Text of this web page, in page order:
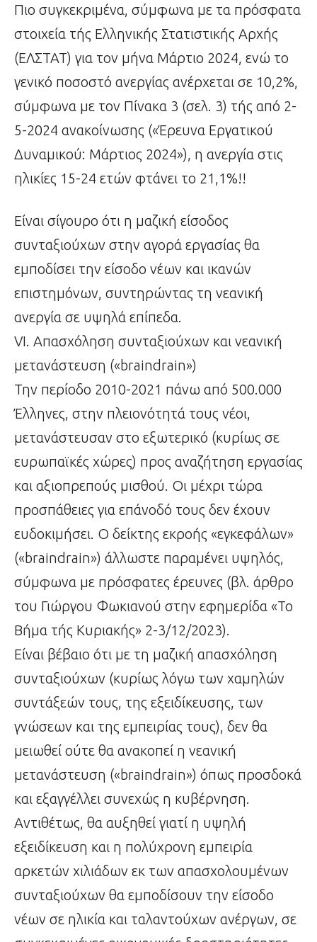
Πιο συγκεκριμένα, σύμφωνα με τα πρόσφατα
στοιχεία τής Ελληνικής Στατιστικής Αρχής
(ΕΛΣΤΑΤ) για τον μήνα Μάρτιο 2024, ενώ το
γενικό ποσοστό ανεργίας ανέρχεται σε 10,2%,
σύμφωνα με τον Πίνακα 3 (σελ. 3) τής από 2-
5-2024 ανακοίνωσης («Έρευνα Εργατικού
Δυναμικού: Μάρτιος 2024»), η ανεργία στις
ηλικίες 15-24 ετών φτάνει το 21,1%!!
Είναι σίγουρο ότι η μαζική είσοδος
συνταξιούχων στην αγορά εργασίας θα
εμποδίσει την είσοδο νέων και ικανών
επιστημόνων, συντηρώντας τη νεανική
ανεργία σε υψηλά επίπεδα.
VI. Απασχόληση συνταξιούχων και νεανική
μετανάστευση («braindrain»)
Την περίοδο 2010-2021 πάνω από 500.000
Έλληνες, στην πλειονότητά τους νέοι,
μετανάστευσαν στο εξωτερικό (κυρίως σε
ευρωπαϊκές χώρες) προς αναζήτηση εργασίας
και αξιοπρεπούς μισθού. Οι μέχρι τώρα
προσπάθειες για επάνοδό τους δεν έχουν
ευδοκιμήσει. Ο δείκτης εκροής «εγκεφάλων»
(«braindrain») άλλωστε παραμένει υψηλός,
σύμφωνα με πρόσφατες έρευνες (βλ. άρθρο
του Γιώργου Φωκιανού στην εφημερίδα «Το
Βήμα τής Κυριακής» 2-3/12/2023).
Είναι βέβαιο ότι με τη μαζική απασχόληση
συνταξιούχων (κυρίως λόγω των χαμηλών
συντάξεών τους, της εξειδίκευσης, των
γνώσεων και της εμπειρίας τους), δεν θα
μειωθεί ούτε θα ανακοπεί η νεανική
μετανάστευση («braindrain») όπως προσδοκά
και εξαγγέλλει συνεχώς η κυβέρνηση.
Αντιθέτως, θα αυξηθεί γιατί η υψηλή
εξειδίκευση και η πολύχρονη εμπειρία
αρκετών χιλιάδων εκ των απασχολουμένων
συνταξιούχων θα εμποδίσουν την είσοδο
νέων σε ηλικία και ταλαντούχων ανέργων, σε